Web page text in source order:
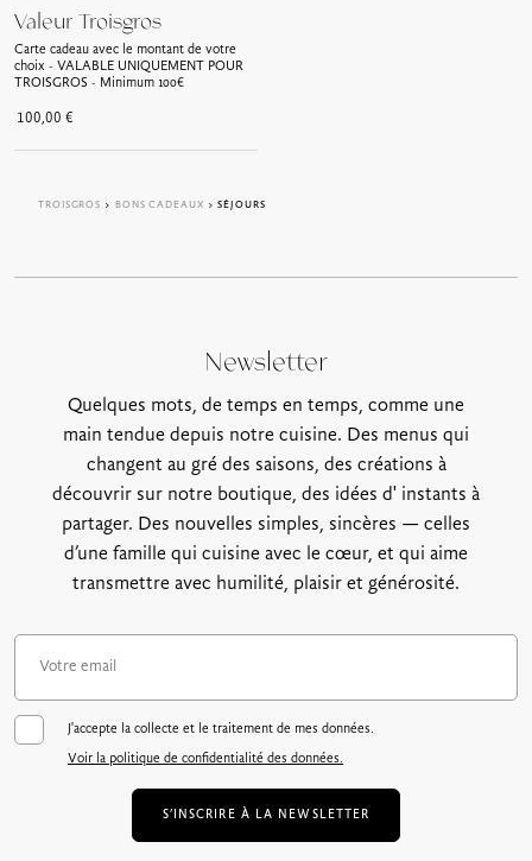
Valeur Troisgros
Carte cadeau avec le montant de votre
choix - VALABLE UNIQUEMENT POUR
TROISGROS - Minimum 100€
100,00 €
TROISGROS > BONS CADEAUX > SÉJOURS
Newsletter
Quelques mots, de temps en temps, comme une
main tendue depuis notre cuisine. Des menus qui
changent au gré des saisons, des créations à
découvrir sur notre boutique, des idées d' instants à
partager. Des nouvelles simples, sincères — celles
d’une famille qui cuisine avec le cœur, et qui aime
transmettre avec humilité, plaisir et générosité.
J'accepte la collecte et le traitement de mes données.
Voir la politique de confidentialité des données.
S’INSCRIRE À LA NEWSLETTER